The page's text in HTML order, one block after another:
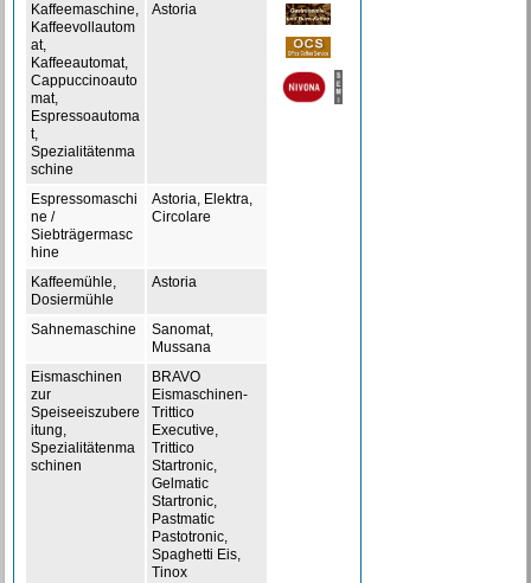
Kaffeemaschine,
Kaffeevollautom
at,
Kaffeeautomat,
Cappuccinoauto
mat,
Espressoautoma
t,
Spezialitätenma
schine
Astoria
Espressomaschi
ne /
Siebträgermasc
hine
Astoria, Elektra,
Circolare
Kaffeemühle,
Dosiermühle
Astoria
Sahnemaschine
Sanomat,
Mussana
Eismaschinen
zur
Speiseeiszubere
itung,
Spezialitätenma
schinen
BRAVO
Eismaschinen-
Trittico
Executive,
Trittico
Startronic,
Gelmatic
Startronic,
Pastmatic
Pastotronic,
Spaghetti Eis,
Tinox